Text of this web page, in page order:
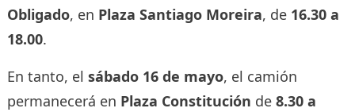
Obligado, en Plaza Santiago Moreira, de 16.30 a
18.00.
En tanto, el sábado 16 de mayo, el camión
permanecerá en Plaza Constitución de 8.30 a